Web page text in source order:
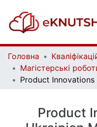
Головна
Product